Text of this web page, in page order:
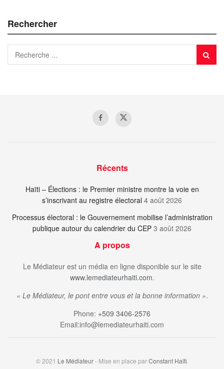
Rechercher
Récents
Haïti – Élections : le Premier ministre montre la voie en
s’inscrivant au registre électoral 4 août 2026
Processus électoral : le Gouvernement mobilise l’administration
publique autour du calendrier du CEP 3 août 2026
A propos
Le Médiateur est un média en ligne disponible sur le site
www.lemediateurhaiti.com.
« Le Médiateur, le pont entre vous et la bonne information ».
Phone: +509 3406-2576
Email:info@lemediateurhaiti.com
© 2021 Le Médiateur- Mise en place parConstant Haïti